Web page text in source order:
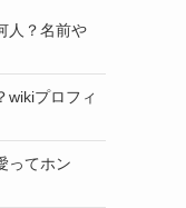
人？名前や
wikiプロフィ
ってホン